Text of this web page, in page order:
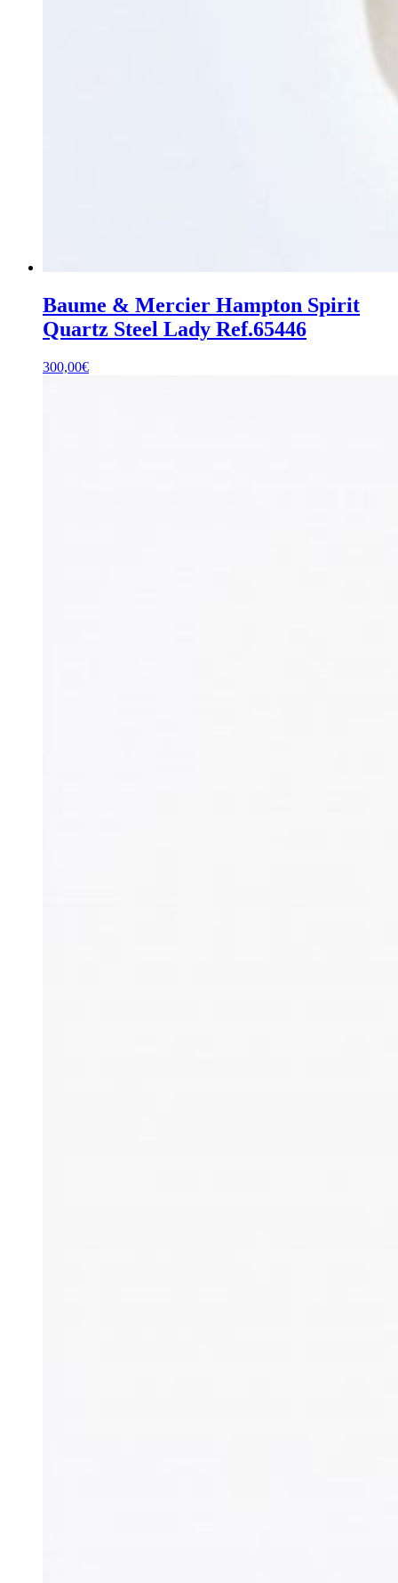
Baume & Mercier Hampton Spirit
Quartz Steel Lady Ref.65446
300,00€